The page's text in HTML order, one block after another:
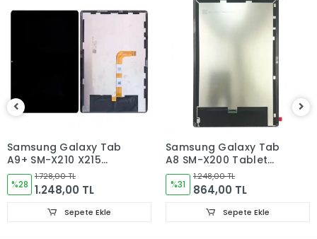
Ürün stok kalmaması gibi durumlarda Müşteri Temsilcimiz
Sizinle irtibata gecektir.
Ürün elinize Ulaşınca Demonte (ekran soketi takıp cihazı acıp
ekranı dışardan deneyiniz.) halde test ediniz.Sorun cıkarsa
Sorun yoksa Montajına Başlayın Sorumluluk Size aittir.
Montajı yapılmış,yapıştırılmış,kullanılmış ürünlerin iade ve
Ürün Değişimlerinde KARGO bedeli Bize aittir.Ürün
iadelerinde Kargo Bedelleri Müşteriye yansıtılır.
Ürün Değişimler "Garanti ve iade" Kısmını takip ediniz.
Samsung Galaxy Tab
A9+ SM-X210 X215
X216B Tablet Ekran
Dokunmatik
%28
1.728,00 TL
1.248,00 TL
Sepete Ekle
Samsung Galaxy Tab
A8 SM-X200 Tablet
Ekran
%31
1.248,00 TL
864,00 TL
Sepete Ekle